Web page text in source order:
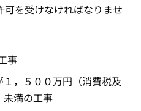
を受けなければなりませ
事
１，５００万円（消費税及
未満の工事